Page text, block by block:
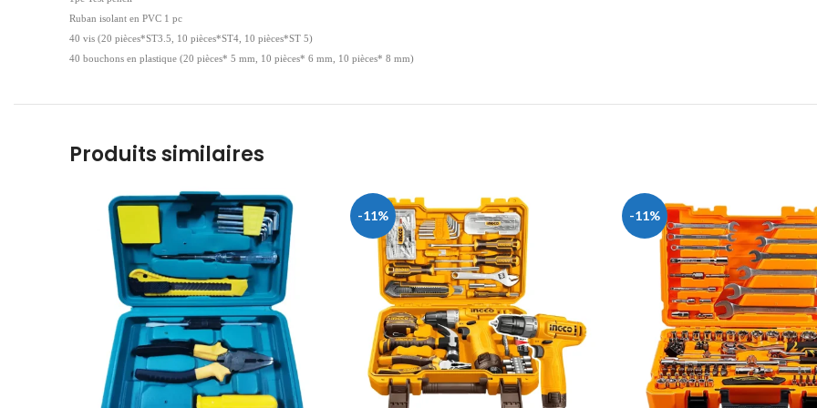
Ruban isolant en PVC 1 pc
40 vis (20 pièces*ST3.5, 10 pièces*ST4, 10 pièces*ST 5)
40 bouchons en plastique (20 pièces* 5 mm, 10 pièces* 6 mm, 10 pièces* 8 mm)
Produits similaires
-11% -11%